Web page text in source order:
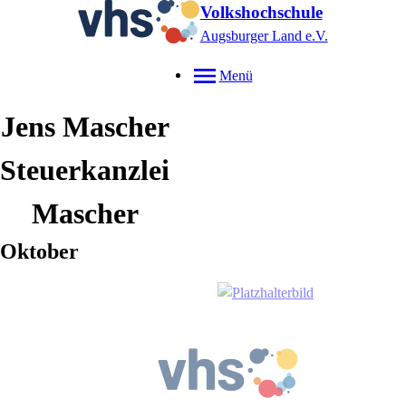
Volkshochschule
Augsburger Land e.V.
Menü
Jens Mascher
Steuerkanzlei
Mascher
Oktober